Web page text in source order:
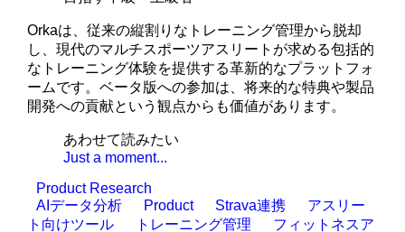
Orkaは、従来の縦割りなトレーニング管理から脱却
し、現代のマルチスポーツアスリートが求める包括的
なトレーニング体験を提供する革新的なプラットフォ
ームです。ベータ版への参加は、将来的な特典や製品
開発への貢献という観点からも価値があります。
あわせて読みたい
Just a moment...
Product Research
AIデータ分析
Product Strava連携
アスリー
ト向けツール
トレーニング管理
フィットネスア